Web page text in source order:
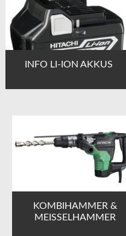
INFO LI-ION AKKUS
KOMBIHAMMER &
MEISSELHAMMER